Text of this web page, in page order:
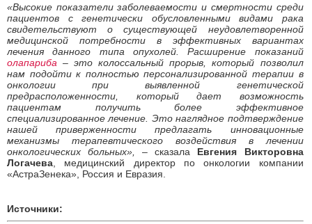
«Высокие показатели заболеваемости и смертности среди
пациентов с генетически обусловленными видами рака
свидетельствуют о существующей неудовлетворенной
медицинской потребности в эффективных вариантах
лечения данного типа опухолей. Расширение показаний
олапариба – это колоссальный прорыв, который позволил
нам подойти к полностью персонализированной терапии в
онкологии при выявленной генетической
предрасположенности, который дает возможность
пациентам получить более эффективное
специализированное лечение. Это наглядное подтверждение
нашей приверженности предлагать инновационные
механизмы терапевтического воздействия в лечении
онкологических больных»,
– сказала Евгения Викторовна
Логачева , медицинский директор по онкологии компании
«АстраЗенека», Россия и Евразия.
Источники: